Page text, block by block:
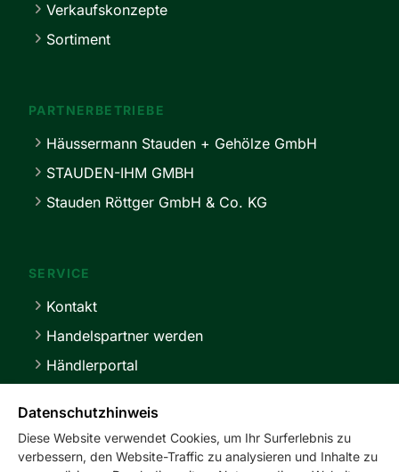
Verkaufskonzepte
Sortiment
PARTNERBETRIEBE
Häussermann Stauden + Gehölze GmbH
STAUDEN-IHM GMBH
Stauden Röttger GmbH & Co. KG
SERVICE
Kontakt
Handelspartner werden
Händlerportal
Datenschutzhinweis
Diese Website verwendet Cookies, um Ihr Surferlebnis zu
verbessern, den Website-Traffic zu analysieren und Inhalte zu